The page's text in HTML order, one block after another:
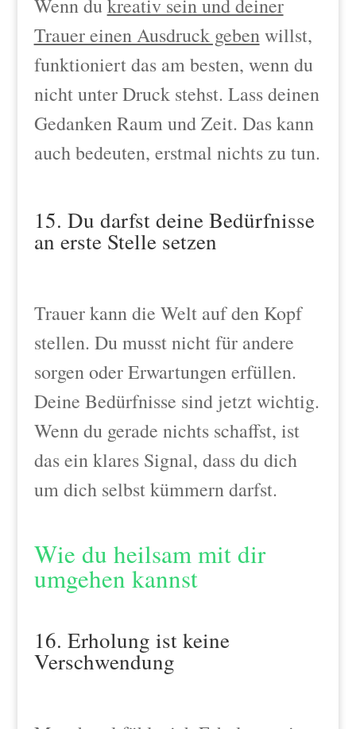
Wenn dukreativ sein und deiner
Trauer einen Ausdruck gebenwillst,
funktioniert das am besten, wenn du
nicht unter Druck stehst. Lass deinen
Gedanken Raum und Zeit. Das kann
auch bedeuten, erstmal nichts zu tun.
15. Du darfst deine Bedürfnisse
an erste Stelle setzen
Trauer kann die Welt auf den Kopf
stellen. Du musst nicht für andere
sorgen oder Erwartungen erfüllen.
Deine Bedürfnisse sind jetzt wichtig.
Wenn du gerade nichts schaffst, ist
das ein klares Signal, dass du dich
um dich selbst kümmern darfst.
Wie du heilsam mit dir
umgehen kannst
16. Erholung ist keine
Verschwendung